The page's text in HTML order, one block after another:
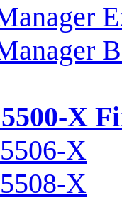
X
X
X